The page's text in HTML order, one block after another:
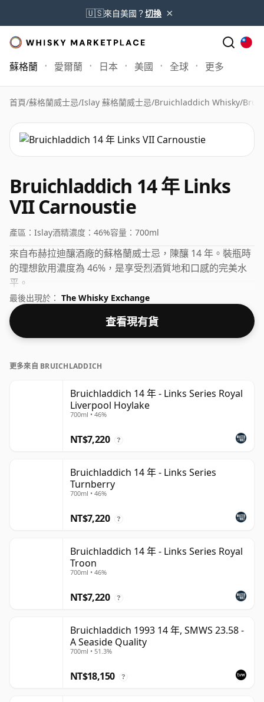
🇺🇸來自美國？切換 ×
蘇格蘭 愛爾蘭 日本 美國 全球 更多
首頁/蘇格蘭威士忌/Islay 蘇格蘭威士忌/Bruichladdich Whisky/
Bruichladdich 14 年 Links
VII Carnoustie
產區： Islay酒精濃度： 46%容量： 700ml
來自布赫拉迪釀酒廠的蘇格蘭威士忌，陳釀 14 年。裝瓶時
的理想飲用濃度為 46%，是享受烈酒質地和口感的完美水
平。
最後出現於： The Whisky Exchange
查看現有貨
更多來自 BRUICHLADDICH
Bruichladdich 14 年 - Links Series Royal
Liverpool Hoylake
700ml • 46%
NT$7,220 ?
Bruichladdich 14 年 - Links Series
Turnberry
700ml • 46%
NT$7,220 ?
Bruichladdich 14 年 - Links Series Royal
Troon
700ml • 46%
NT$7,220 ?
Bruichladdich 1993 14 年, SMWS 23.58 -
A Seaside Quality
700ml • 51.3%
NT$18,150 ?